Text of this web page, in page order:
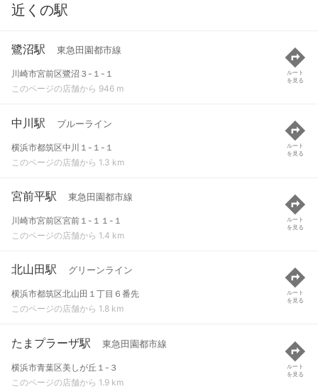
近くの駅
鷺沼駅 東急田園都市線
川崎市宮前区鷺沼３-１-１
このページの店舗から 946 m
ルート
を見る
中川駅 ブルーライン
横浜市都筑区中川１-１-１
このページの店舗から 1.3 km
ルート
を見る
宮前平駅 東急田園都市線
川崎市宮前区宮前１-１１-１
このページの店舗から 1.4 km
ルート
を見る
北山田駅 グリーンライン
横浜市都筑区北山田１丁目６番先
このページの店舗から 1.8 km
ルート
を見る
たまプラーザ駅 東急田園都市線
横浜市青葉区美しが丘１-３
このページの店舗から 1.9 km
ルート
を見る